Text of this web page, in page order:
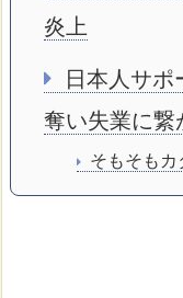
炎上
日本人サ
奪い失業に繋
そもそも